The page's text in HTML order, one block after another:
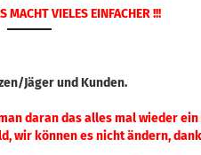
MACHT VIELES EINFACHER !!!
Jäger und Kunden.
daran das alles mal wieder
wir können es nicht ändern,